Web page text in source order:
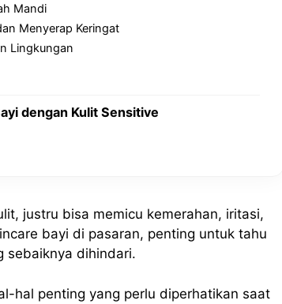
Mandi
Menyerap Keringat
Lingkungan
dengan Kulit Sensitive
justru bisa memicu kemerahan, iritasi,
bayi di pasaran, penting untuk tahu
sebaiknya dihindari.
hal penting yang perlu diperhatikan saat